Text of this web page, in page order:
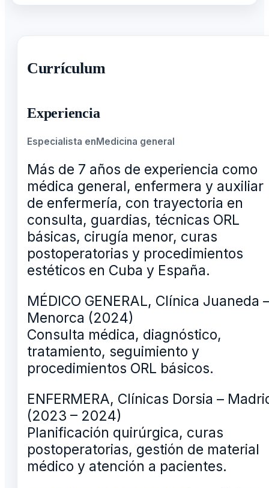
Currículum
Experiencia
Especialista enMedicina general
Más de 7 años de experiencia como
médica general, enfermera y auxiliar
de enfermería, con trayectoria en
consulta, guardias, técnicas ORL
básicas, cirugía menor, curas
postoperatorias y procedimientos
estéticos en Cuba y España.
MÉDICO GENERAL, Clínica Juaneda
Menorca (2024)
Consulta médica, diagnóstico,
tratamiento, seguimiento y
procedimientos ORL básicos.
ENFERMERA, Clínicas Dorsia –
(2023 – 2024)
Planificación quirúrgica, curas
postoperatorias, gestión de material
médico y atención a pacientes.